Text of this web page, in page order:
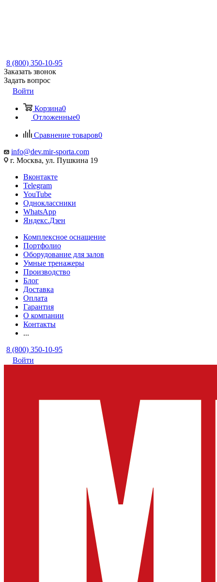
8 (800) 350-10-95
Заказать звонок
Задать вопрос
Войти
Корзина0
Отложенные0
Сравнение товаров0
info@dev.mir-sporta.com
г. Москва, ул. Пушкина 19
Вконтакте
Telegram
YouTube
Одноклассники
WhatsApp
Яндекс.Дзен
Комплексное оснащение
Портфолио
Оборудование для залов
Умные тренажеры
Производство
Блог
Доставка
Оплата
Гарантия
О компании
Контакты
...
8 (800) 350-10-95
Войти